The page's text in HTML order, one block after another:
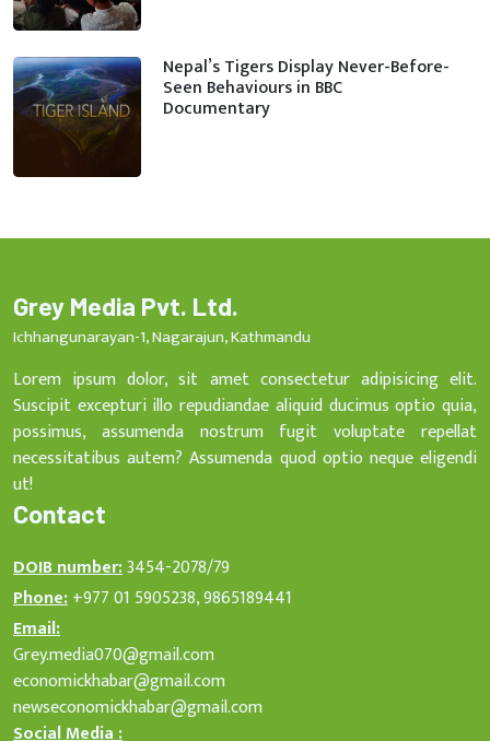
Nepal’s Tigers Display Never-Before-
Seen Behaviours in BBC
Documentary
Grey Media Pvt. Ltd.
Ichhangunarayan-1, Nagarajun, Kathmandu
Lorem ipsum dolor, sit amet consectetur adipisicing elit.
Suscipit excepturi illo repudiandae aliquid ducimus optio quia,
possimus, assumenda nostrum fugit voluptate repellat
necessitatibus autem? Assumenda quod optio neque eligendi
ut!
Contact
DOIB number:3454-2078/79
Phone:+977 01 5905238, 9865189441
Email:
Grey.media070@gmail.com
economickhabar@gmail.com
newseconomickhabar@gmail.com
Social Media :